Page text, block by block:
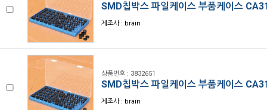
SMD칩박스 파일케이스 부품케이스
제조사 : brain
상품번호 : 3832651
SMD칩박스 파일케이스 부품케이스
제조사 : brain